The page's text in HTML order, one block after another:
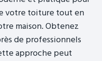
votre toiture tout en
maison. Obtenez
de professionnels
approche peut